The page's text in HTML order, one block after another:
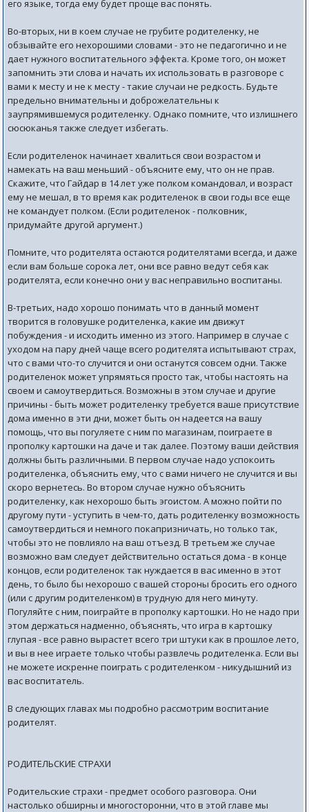
его языке, тогда ему будет проще вас понять.
Во-вторых, ни в коем случае не грубите родителенку, не
обзывайте его нехорошими словами - это не педагогично и не
дает нужного воспитательного эффекта. Кроме того, он может
запомнить эти слова и начать их использовать в разговоре с
вами к месту и не к месту - такие случаи не редкость. Будьте
предельно внимательны и доброжелательны к
заупрямившемуся родителенку. Однако помните, что излишнего
сюсюканья также следует избегать.
Если родителенок начинает хвалиться свои возрастом и
намекать на ваш меньший - объясните ему, что он не прав.
Скажите, что Гайдар в 14 лет уже полком командовал, и возраст
ему не мешал, в то время как родителенок в свои годы все еще
не командует полком. (Если родителенок - полковник,
придумайте другой аргумент.)
Помните, что родителята остаются родителятами всегда, и даже
если вам больше сорока лет, они все равно ведут себя как
родителята, если конечно они у вас неправильно воспитаны.
В-третьих, надо хорошо понимать что в данный момент
творится в головушке родителенка, какие им движут
побуждения - и исходить именно из этого. Например в случае с
уходом на пару дней чаще всего родителята испытывают страх,
что с вами что-то случится и они останутся совсем одни. Также
родителенок может упрямяться просто так, чтобы настоять на
своем и самоутвердиться. Возможны в этом случае и другие
причины - быть может родителенку требуется ваше присутствие
дома именно в эти дни, может быть он надеется на вашу
помощь, что вы погуляете с ним по магазинам, поиграете в
прополку картошки на даче и так далее. Поэтому ваши действия
должны быть различными. В первом случае надо успокоить
родителенка, объяснить ему, что с вами ничего не случится и вы
скоро вернетесь. Во втором случае нужно объяснить
родителенку, как нехорошо быть эгоистом. А можно пойти по
другому пути - уступить в чем-то, дать родителенку возможность
самоутвердиться и немного покапризничать, но только так,
чтобы это не повлияло на ваш отъезд. В третьем же случае
возможно вам следует действительно остаться дома - в конце
концов, если родителенок так нуждается в вас именно в этот
день, то было бы нехорошо с вашей стороны бросить его одного
(или с другим родителенком) в трудную для него минуту.
Погуляйте с ним, поиграйте в прополку картошки. Но не надо при
этом держаться надменно, объяснять, что игра в картошку
глупая - все равно вырастет всего три штуки как в прошлое лето,
и вы в нее играете только чтобы развлечь родителенка. Если вы
не можете искренне поиграть с родителенком - никудышний из
вас воспитатель.
В следующих главах мы подробно рассмотрим воспитание
родителят.
РОДИТЕЛЬСКИЕ СТРАХИ
Родительские страхи - предмет особого разговора. Они
настолько обширны и многосторонни, что в этой главе мы